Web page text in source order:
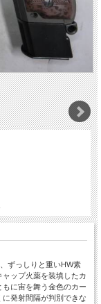
ずっしりと重いHW素
ップ火薬を装填したカ
に宙を舞う金色のカー
に発射間隔が判別できな